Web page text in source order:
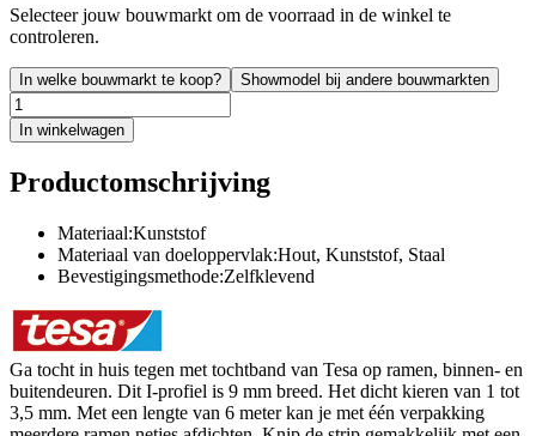
Selecteer jouw bouwmarkt om de voorraad in de winkel te
controleren.
In welke bouwmarkt te koop? Showmodel bij andere bouwmarkten
In winkelwagen
Productomschrijving
Materiaal:Kunststof
Materiaal van doeloppervlak:Hout, Kunststof, Staal
Bevestigingsmethode:Zelfklevend
Ga tocht in huis tegen met tochtband van Tesa op ramen, binnen- en
buitendeuren. Dit I-profiel is 9 mm breed. Het dicht kieren van 1 tot
3,5 mm. Met een lengte van 6 meter kan je met één verpakking